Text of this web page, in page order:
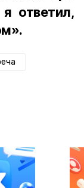
ответил,